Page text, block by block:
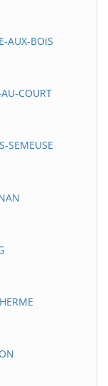
AUX-BOiS
COURT
SEMEUSE